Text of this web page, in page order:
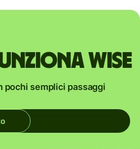
Wise
pochi semplici passaggi